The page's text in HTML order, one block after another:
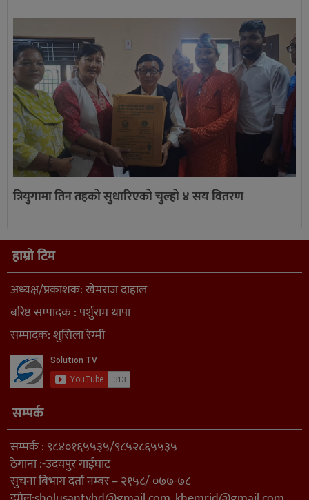
त्रियुगामा तिन तहको सुधारिएको चुल्हो ४ सय वितरण
हाम्रो टिम
अध्यक्ष/प्रकाशक: खेमराज दाहाल
बरिष्ठ सम्पादक : पर्शुराम थापा
सम्पादक: शुसिला रेग्मी
सम्पर्क
सम्पर्क : ९८४०१६५५३५/९८५२८६५५३५
ठेगाना :-उदयपुर गाईघाट
सुचना बिभाग दर्ता नम्बर – २१५८/ ०७७-७८